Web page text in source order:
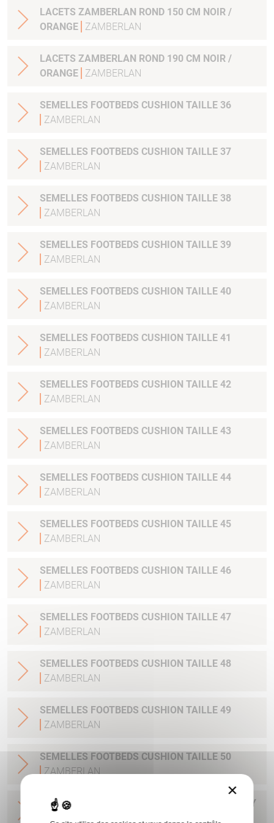
LACETS ZAMBERLAN ROND 150 CM NOIR /
ORANGE
ZAMBERLAN
LACETS ZAMBERLAN ROND 190 CM NOIR /
ORANGE
ZAMBERLAN
SEMELLES FOOTBEDS CUSHION TAILLE 36
ZAMBERLAN
SEMELLES FOOTBEDS CUSHION TAILLE 37
ZAMBERLAN
SEMELLES FOOTBEDS CUSHION TAILLE 38
ZAMBERLAN
SEMELLES FOOTBEDS CUSHION TAILLE 39
ZAMBERLAN
SEMELLES FOOTBEDS CUSHION TAILLE 40
ZAMBERLAN
SEMELLES FOOTBEDS CUSHION TAILLE 41
ZAMBERLAN
SEMELLES FOOTBEDS CUSHION TAILLE 42
ZAMBERLAN
SEMELLES FOOTBEDS CUSHION TAILLE 43
ZAMBERLAN
SEMELLES FOOTBEDS CUSHION TAILLE 44
ZAMBERLAN
SEMELLES FOOTBEDS CUSHION TAILLE 45
ZAMBERLAN
SEMELLES FOOTBEDS CUSHION TAILLE 46
ZAMBERLAN
SEMELLES FOOTBEDS CUSHION TAILLE 47
ZAMBERLAN
SEMELLES FOOTBEDS CUSHION TAILLE 48
ZAMBERLAN
SEMELLES FOOTBEDS CUSHION TAILLE 49
ZAMBERLAN
SEMELLES FOOTBEDS CUSHION TAILLE 50
ZAMBERLAN
LACETS ZAMBERLAN PLAT 150 CM LIGHT GREY
×